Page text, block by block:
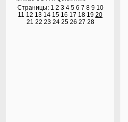
Страницы: 1 2 3 4 5 6 7 8 9 10
11 12 13 14 15 16 17 18 19 20
21 22 23 24 25 26 27 28